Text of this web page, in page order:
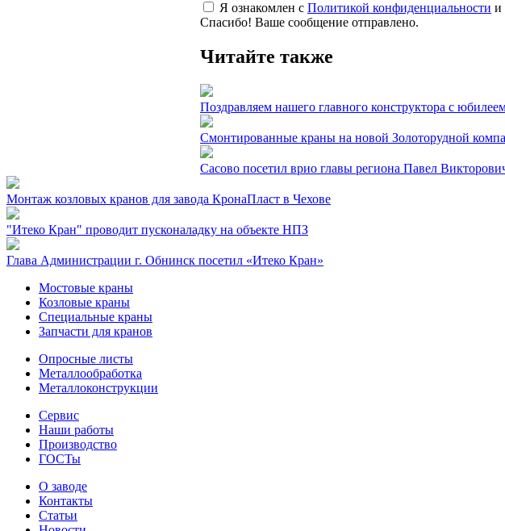
Я ознакомлен с Политикой конфиденциальности и
Спасибо! Ваше сообщение отправлено.
Читайте также
Поздравляем нашего главного конструктора с
Смонтированные краны на новой Золоторудной
Сасово посетил врио главы региона Павел
Монтаж козловых кранов для завода КронаПласт в Чехове
"Итеко Кран" проводит пусконаладку на объекте НПЗ
Глава Администрации г. Обнинск посетил «Итеко Кран»
Мостовые краны
Козловые краны
Специальные краны
Запчасти для кранов
Опросные листы
Металлообработка
Металлоконструкции
Сервис
Наши работы
Производство
ГОСТы
О заводе
Контакты
Статьи